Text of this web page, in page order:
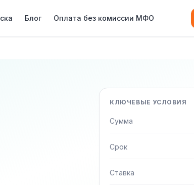
Блог Оплата без комиссии МФО
КЛЮЧЕВЫЕ УСЛОВИЯ
Сумма
Срок
Ставка